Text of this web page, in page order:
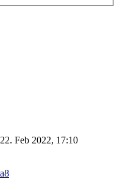
Feb 2022, 17:10